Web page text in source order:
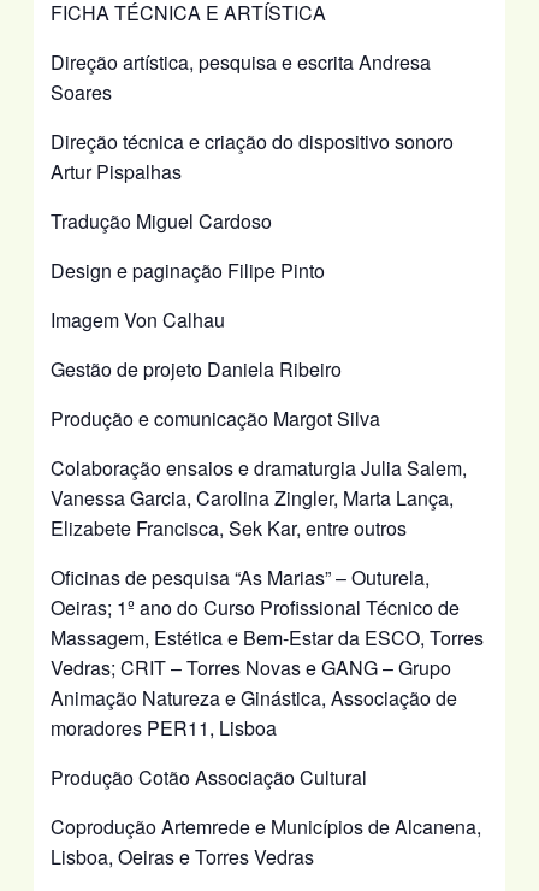
FICHA TÉCNICA E ARTÍSTICA
Direção artística, pesquisa e escrita Andresa
Soares
Direção técnica e criação do dispositivo sonoro
Artur Pispalhas
Tradução Miguel Cardoso
Design e paginação Filipe Pinto
Imagem Von Calhau
Gestão de projeto Daniela Ribeiro
Produção e comunicação Margot Silva
Colaboração ensaios e dramaturgia Julia Salem,
Vanessa Garcia, Carolina Zingler, Marta Lança,
Elizabete Francisca, Sek Kar, entre outros
Oficinas de pesquisa “As Marias” – Outurela,
Oeiras; 1º ano do Curso Profissional Técnico de
Massagem, Estética e Bem-Estar da ESCO, Torres
Vedras; CRIT – Torres Novas e GANG – Grupo
Animação Natureza e Ginástica, Associação de
moradores PER11, Lisboa
Produção Cotão Associação Cultural
Coprodução Artemrede e Municípios de Alcanena,
Lisboa, Oeiras e Torres Vedras